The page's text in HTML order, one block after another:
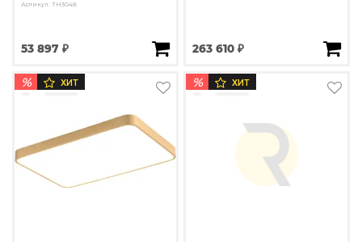
Артикул: TH3048
53 897 ₽ 263 610 ₽
% ХИТ % ХИТ